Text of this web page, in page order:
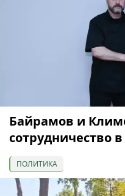
Байрамов и
сотрудничество
ПОЛИТИКА